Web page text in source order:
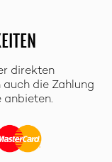
direkten
auch die Zahlung
anbieten.